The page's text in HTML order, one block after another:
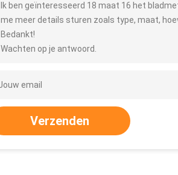
Ik ben geïnteresseerd 18 maat 16 het
me meer details sturen zoals type, maat,
Bedankt!
Wachten op je antwoord.
Verzenden